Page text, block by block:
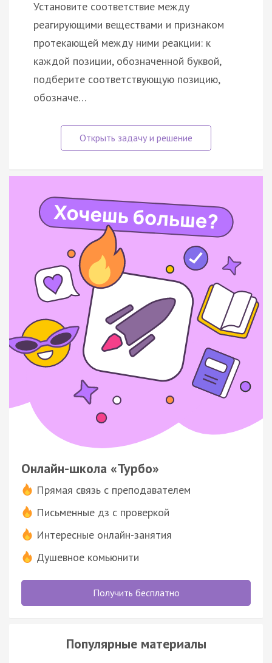
Установите соответствие между
реагирующими веществами и признаком
протекающей между ними реакции: к
каждой позиции, обозначенной буквой,
подберите соответствующую позицию,
обозначе…
Онлайн-школа «Турбо»
Прямая связь с преподавателем
Письменные дз с проверкой
Интересные онлайн-занятия
Душевное комьюнити
Получить бесплатно
Популярные материалы